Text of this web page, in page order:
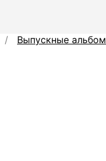
/ Выпускные